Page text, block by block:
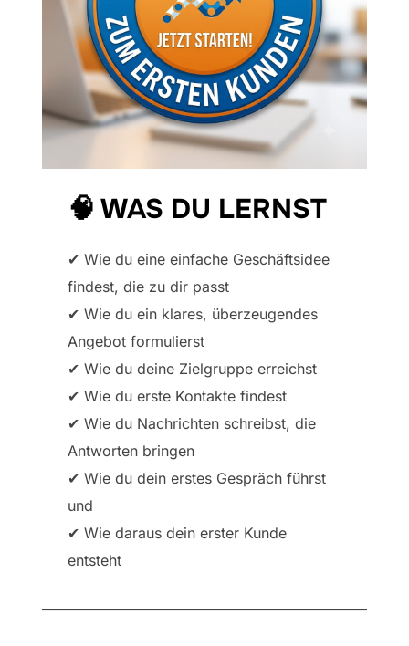
🧠 WAS DU LERNST
✔ Wie du eine einfache Geschäftsidee
findest, die zu dir passt
✔ Wie du ein klares, überzeugendes
Angebot formulierst
✔ Wie du deine Zielgruppe erreichst
✔ Wie du erste Kontakte findest
✔ Wie du Nachrichten schreibst, die
Antworten bringen
✔ Wie du dein erstes Gespräch führst
und
✔ Wie daraus dein erster Kunde
entsteht